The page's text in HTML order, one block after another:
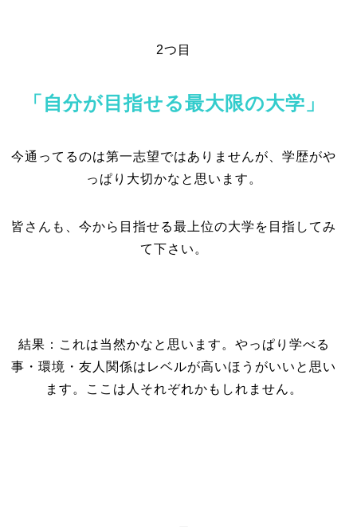
2つ目
「自分が目指せる最大限の大学」
今通ってるのは第一志望ではありませんが、学歴がや
っぱり大切かなと思います。
皆さんも、今から目指せる最上位の大学を目指してみ
て下さい。
結果：これは当然かなと思います。やっぱり学べる
事・環境・友人関係はレベルが高いほうがいいと思い
ます。ここは人それぞれかもしれません。